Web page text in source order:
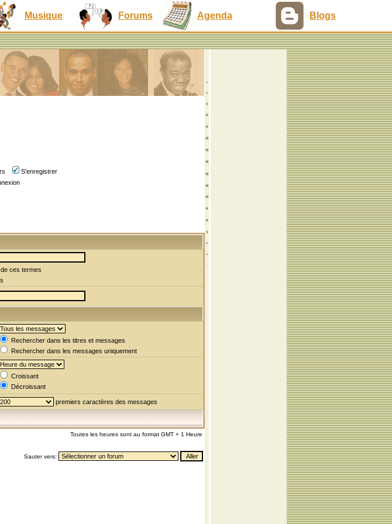
Musique Forums Agenda Blogs
S'enregistrer
ces termes
Rechercher dans les titres et messages
Rechercher dans les messages uniquement
Croissant
Décroissant
premiers caractères des messages
Toutes les heures sont au format GMT + 1 Heure
Sauter vers: